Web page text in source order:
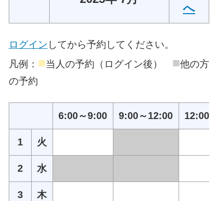
へ
ログイン してから予約してください。
凡例： ■当人の予約（ログイン後） ■他の方
の予約
6:00～9:00 9:00～12:00 12:00
1 火
2 水
3 木